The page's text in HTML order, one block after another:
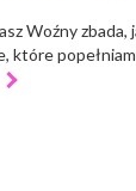
Woźny zbada,
które